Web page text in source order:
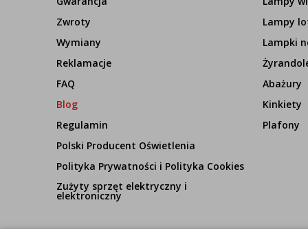
Zwroty
Wymiany
Reklamacje
FAQ
Blog
Regulamin
Polski Producent Oświetlenia
Polityka Prywatności i Polityka Cookies
Zużyty sprzęt elektryczny i
elektroniczny
Lampy
Lampki
Abażury
Kinkiety
Plafony